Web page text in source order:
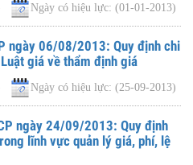
Ngày có hiệu lực: (01-01-2013)
ngày 06/08/2013: Quy định chi
giá về thẩm định giá
Ngày có hiệu lực: (25-09-2013)
ngày 24/09/2013: Quy định
lĩnh vực quản lý giá, phí, lệ